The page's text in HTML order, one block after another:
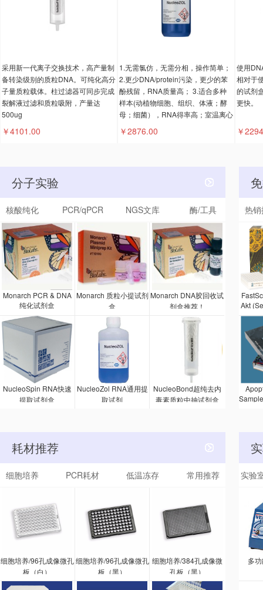
采用新一代离子交换技术，高产量制
备转染级别的质粒DNA。可纯化高分
子量质粒载体。柱过滤器可同步完成
裂解液过滤和质粒吸附，产量达
500ug
￥4101.00
1.无需氯仿，无需分相，操作简单；
2.更少DNA/protein污染，更少的苯
酚残留，RNA质量高； 3.适合多种
样本(动植物细胞、组织、体液；酵
母；细菌），RNA得率高；室温离心
￥2876.00
使用
相对于
的试剂
更快。
￥
分子实验
核酸纯化 PCR/qPCR NGS文库 酶/工具
Monarch PCR & DNA
纯化试剂盒
Monarch 质粒小提试剂
盒
Monarch DNA胶回收试
剂盒推荐！
NucleoSpin RNA快速
提取试剂盒
NucleoZol RNA通用提
取试剂
NucleoBond超纯去内
毒素质粒中抽试剂盒
热
Akt
剂盒
疫吸
试
的
一抗
种抗
耗材推荐
细胞培养 PCR耗材 低温冻存 常用推荐
细胞培养/96孔成像微孔
板（白）
细胞培养/96孔成像微孔
板（黑）
细胞培养/384孔成像微
孔板（黑）
实验
多